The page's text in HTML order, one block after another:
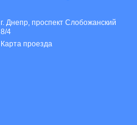
г. Днепр, проспект Слобожанский
8/4
Карта проезда